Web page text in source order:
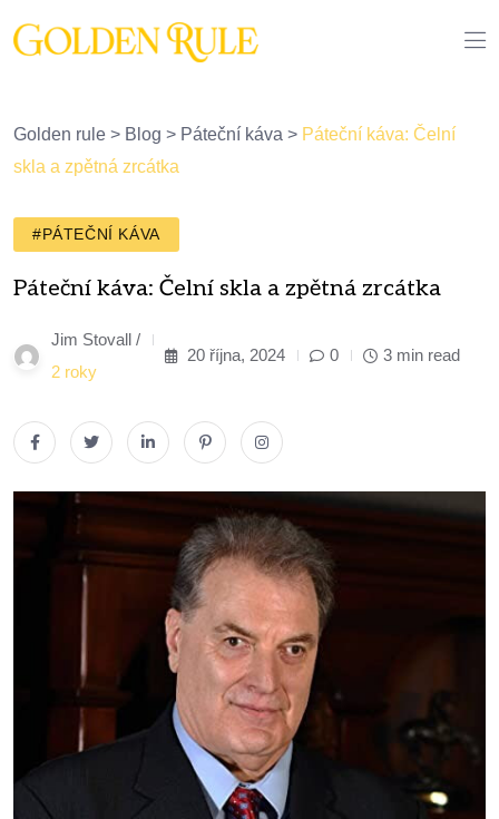
Golden rule > Blog > Páteční káva > Páteční káva: Čelní
skla a zpětná zrcátka
#PÁTEČNÍ KÁVA
Páteční káva: Čelní skla a zpětná zrcátka
Jim Stovall /
2 roky
20 října, 2024 0 3 min read